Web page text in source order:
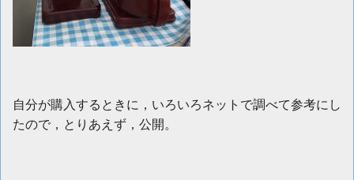
自分が購入するときに，いろいろネットで調べて参考にし
たので，とりあえず，公開。